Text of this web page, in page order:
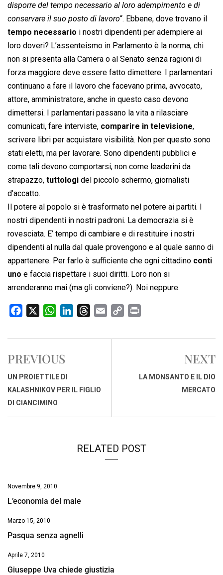
disporre del tempo necessario al loro adempimento e di
conservare il suo posto di lavoro“. Ebbene, dove trovano il
tempo necessario i nostri dipendenti per adempiere ai
loro doveri? L’assenteismo in Parlamento è la norma, chi
non si presenta alla Camera o al Senato senza ragioni di
forza maggiore deve essere fatto dimettere. I parlamentari
continuano a fare il lavoro che facevano prima, avvocato,
attore, amministratore, anche in questo caso devono
dimettersi. I parlamentari passano la vita a rilasciare
comunicati, fare interviste, comparire in televisione,
scrivere libri per acquistare visibilità. Non per questo sono
stati eletti, ma per lavorare. Sono dipendenti pubblici e
come tali devono comportarsi, non come leaderini da
strapazzo, tuttologi del piccolo schermo, giornalisti
d’accatto.
Il potere al popolo si è trasformato nel potere ai partiti. I
nostri dipendenti in nostri padroni. La democrazia si è
rovesciata. E’ tempo di cambiare e di restituire i nostri
dipendenti al nulla dal quale provengono e al quale sanno di
appartenere. Per farlo è sufficiente che ogni cittadino conti
uno e faccia rispettare i suoi diritti. Loro non si
arrenderanno mai (ma gli conviene?). Noi neppure.
c
b
o
o
k
W
a
s
A
p
p
n
I
r
s
a
p
i
PREVIOUS
UN PROIETTILE DI
KALASHNIKOV PER IL FIGLIO
DI CIANCIMINO
NEXT
LA MONSANTO E IL DIO
MERCATO
RELATED POST
Novembre 9, 2010
L’economia del male
Marzo 15, 2010
Pasqua senza agnelli
Aprile 7, 2010
Giuseppe Uva chiede giustizia